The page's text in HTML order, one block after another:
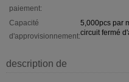
paiement:
Capacité
d'approvisionnement:
5,000pcs par
circuit fermé
description de